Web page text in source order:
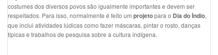
costumes dos diversos povos são igualmente importantes e devem ser
respeitados. Para isso, normalmente é feito um projetopara o Dia do Índio,
que inclui atividades lúdicas como fazer máscaras, pintar o rosto, danças
típicas e trabalhos de pesquisa sobre a cultura indígena.